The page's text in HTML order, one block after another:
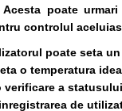
poate
controlul
poate seta
o temperatura
verificare a
de